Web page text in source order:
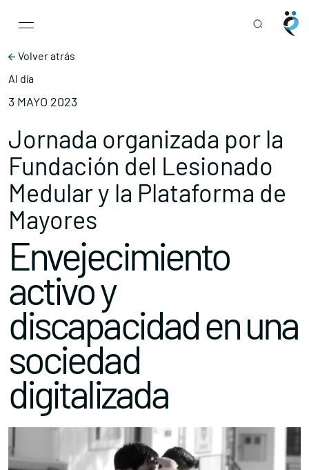
Main Navigation
Volver atrás
Al día
3 MAYO 2023
Jornada organizada por la
Fundación del Lesionado
Medular y la Plataforma de
Mayores
Envejecimiento
activo y
discapacidad en una
sociedad
digitalizada